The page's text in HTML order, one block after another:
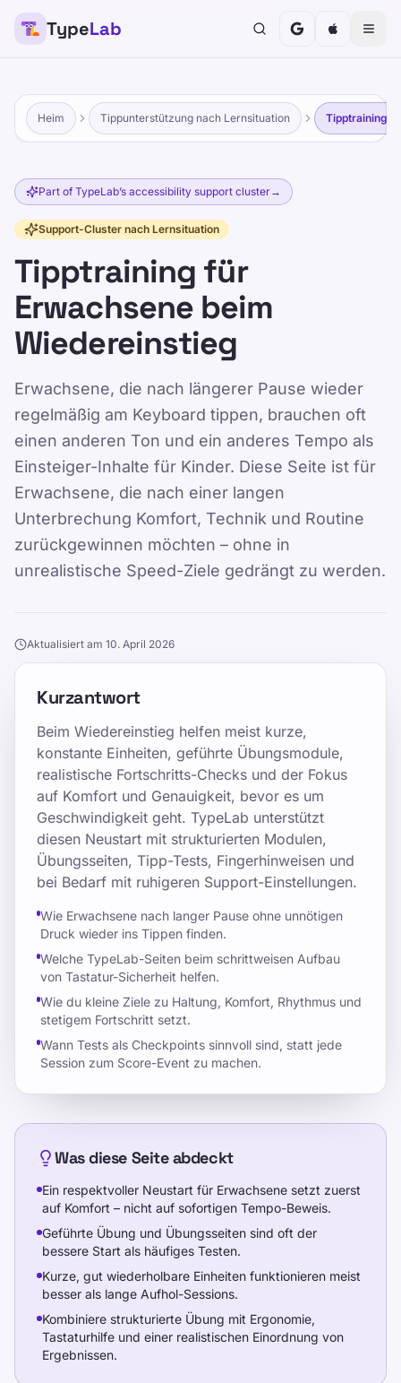
TypeLab
Heim Tippunterstützung nach Lernsituation Tipptraining
Part of TypeLab’s accessibility support cluster→
Support-Cluster nach Lernsituation
Tipptraining für
Erwachsene beim
Wiedereinstieg
Erwachsene, die nach längerer Pause wieder
regelmäßig am Keyboard tippen, brauchen oft
einen anderen Ton und ein anderes Tempo als
Einsteiger-Inhalte für Kinder. Diese Seite ist für
Erwachsene, die nach einer langen
Unterbrechung Komfort, Technik und Routine
zurückgewinnen möchten – ohne in
unrealistische Speed-Ziele gedrängt zu werden.
Aktualisiert am 10. April 2026
Kurzantwort
Beim Wiedereinstieg helfen meist kurze,
konstante Einheiten, geführte Übungsmodule,
realistische Fortschritts-Checks und der Fokus
auf Komfort und Genauigkeit, bevor es um
Geschwindigkeit geht. TypeLab unterstützt
diesen Neustart mit strukturierten Modulen,
Übungsseiten, Tipp-Tests, Fingerhinweisen und
bei Bedarf mit ruhigeren Support-Einstellungen.
Wie Erwachsene nach langer Pause ohne unnötigen
Druck wieder ins Tippen finden.
Welche TypeLab-Seiten beim schrittweisen Aufbau
von Tastatur-Sicherheit helfen.
Wie du kleine Ziele zu Haltung, Komfort, Rhythmus und
stetigem Fortschritt setzt.
Wann Tests als Checkpoints sinnvoll sind, statt jede
Session zum Score-Event zu machen.
Was diese Seite abdeckt
Ein respektvoller Neustart für Erwachsene setzt zuerst
auf Komfort – nicht auf sofortigen Tempo-Beweis.
Geführte Übung und Übungsseiten sind oft der
bessere Start als häufiges Testen.
Kurze, gut wiederholbare Einheiten funktionieren meist
besser als lange Aufhol-Sessions.
Kombiniere strukturierte Übung mit Ergonomie,
Tastaturhilfe und einer realistischen Einordnung von
Ergebnissen.